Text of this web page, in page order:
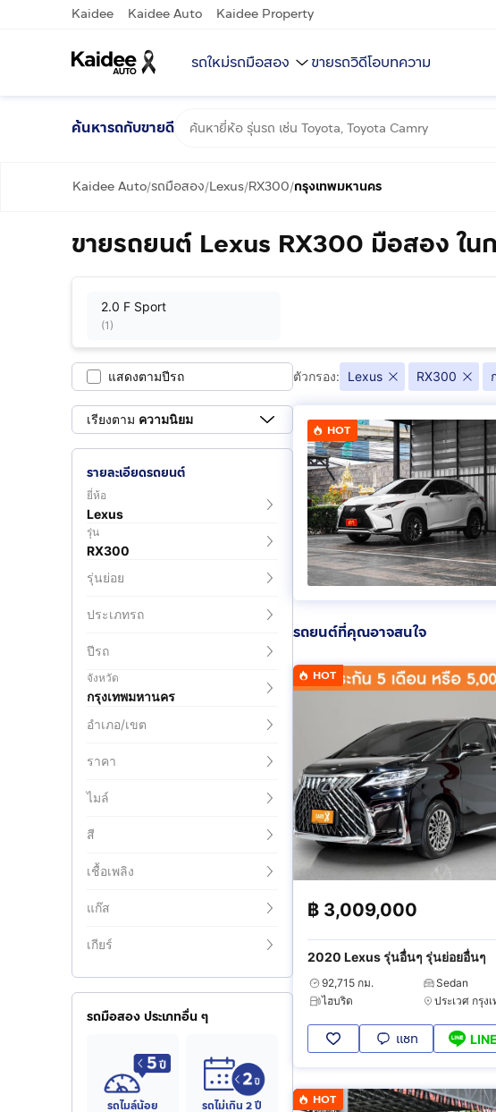
Kaidee Kaidee Auto Kaidee Property
รถใหม่รถมือสอง ขายรถวิดีโอบทความ
ค้นหารถกับขายดี
Kaidee Auto/รถมือสอง/Lexus/RX300/กรุงเทพมหานคร
ขายรถยนต์ Lexus RX300 มือสอง ใน
2.0 F Sport
(1 )
แสดงตามปีรถ
เรียงตาม ความนิยม
รายละเอียดรถยนต์
ยี่ห้อ
Lexus
รุ่น
RX300
รุ่นย่อย
ประเภทรถ
ปีรถ
จังหวัด
กรุงเทพมหานคร
อำเภอ/เขต
ราคา
ไมล์
สี
เชื้อเพลิง
แก๊ส
เกียร์
รถมือสอง ประเภทอื่น ๆ
รถไมล์น้อย รถไม่เกิน 2 ปี
ตัวกรอง: Lexus RX300
HOT
รถยนต์ที่คุณอาจสนใจ
HOT
฿ 3,009,000
2020 Lexus รุ่นอื่นๆ รุ่นย่อยอื่นๆ
92,715 กม.
Sedan
ไฮบริด
แชท LINE
HOT